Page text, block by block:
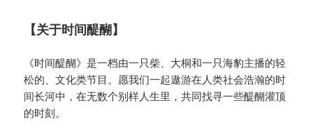
【关于时间醍醐】
《时间醍醐》是一档由一只柴、大桐和一只海豹主播的轻
松的、文化类节目。愿我们一起遨游在人类社会浩瀚的时
间长河中，在无数个别样人生里，共同找寻一些醍醐灌顶
的时刻。